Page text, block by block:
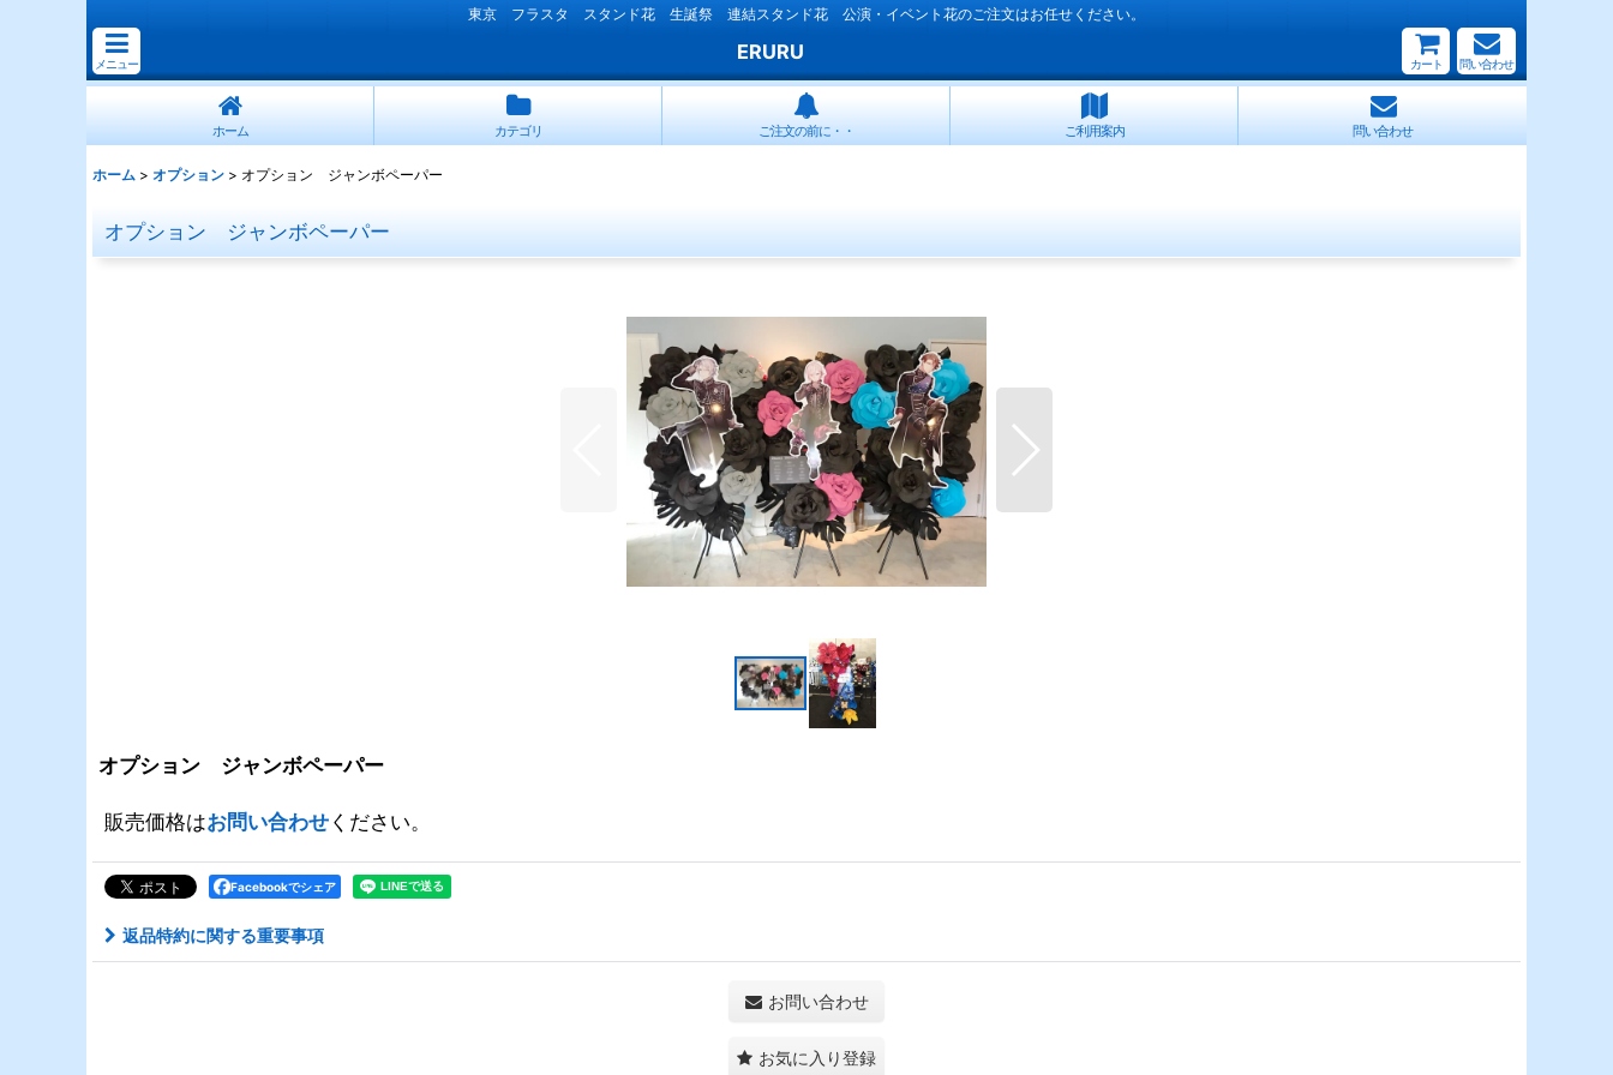
東京 フラスタ スタンド花 生誕祭 連結スタンド花 公演・イベント花のご注文はお任せください。
メニュー
ERURU
カート 問い合わせ
ホーム カテゴリ ご注文の前に・・ ご利用案内 問い合わせ
ホーム > オプション > オプション ジャンボペーパー
オプション ジャンボペーパー
オプション ジャンボペーパー
販売価格はお問い合わせください。
Facebookでシェア
返品特約に関する重要事項
お問い合わせ
お気に入り登録